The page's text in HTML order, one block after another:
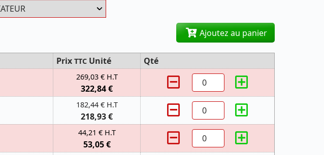
Ajoutez au panier
Prix TTC Unité
Qté
269,03 € H.T
322,84 €
182,44 € H.T
218,93 €
44,21 € H.T
53,05 €